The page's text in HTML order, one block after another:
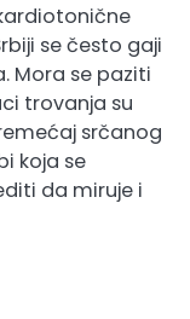
se često gaji
Mora se paziti
trovanja su
srčanog
koja se
da miruje i